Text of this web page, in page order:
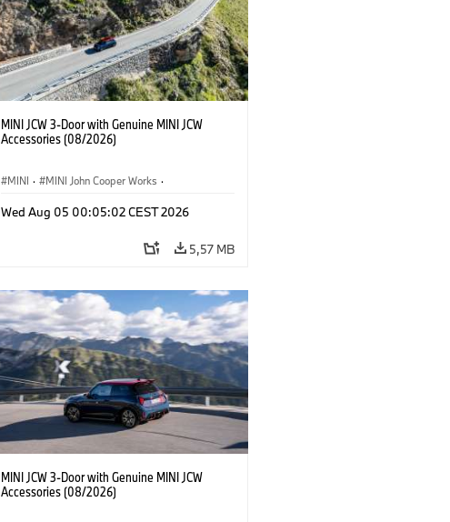
MINI JCW 3-Door with Genuine MINI JCW
Accessories (08/2026)
MINI · MINI John Cooper Works ·
Wed Aug 05 00:05:02 CEST 2026
5,57 MB
MINI JCW 3-Door with Genuine MINI JCW
Accessories (08/2026)